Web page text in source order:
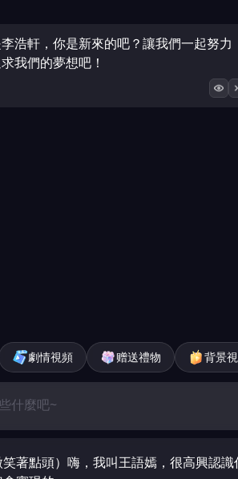
浩軒，你是新來的吧？讓我們一起努力
我們的夢想吧！
劇情視頻 赠送禮物 背景
笑著點頭）嗨，我叫王語嫣，很高興認